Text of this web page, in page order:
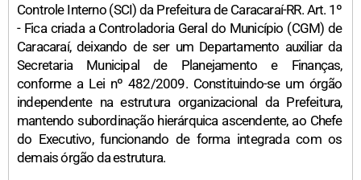
Controle Interno (SCI) da Prefeitura de Caracaraí-RR. Art. 1º
- Fica criada a Controladoria Geral do Município (CGM) de
Caracaraí, deixando de ser um Departamento auxiliar da
Secretaria Municipal de Planejamento e Finanças,
conforme a Lei nº 482/2009. Constituindo-se um órgão
independente na estrutura organizacional da Prefeitura,
mantendo subordinação hierárquica ascendente, ao Chefe
do Executivo, funcionando de forma integrada com os
demais órgão da estrutura.